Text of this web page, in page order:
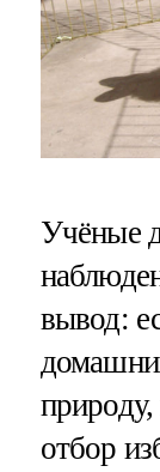
Учёные
вывод:
отбор